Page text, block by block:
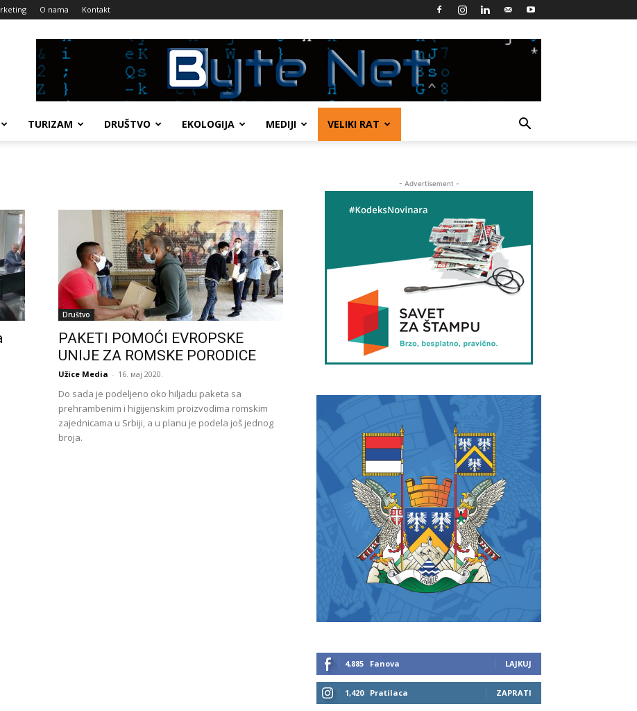
O nama Kontakt
TURIZAM DRUŠTVO EKOLOGIJA MEDIJI VELIKI RAT
Društvo
PAKETI POMOĆI EVROPSKE
UNIJE ZA ROMSKE PORODICE
Užice Media - 16. мај 2020.
Do sada je podeljeno oko hiljadu paketa sa
prehrambenim i higijenskim proizvodima romskim
zajednicama u Srbiji, a u planu je podela još jednog
broja.
- Advertisement -
4,885 Fanova LAJKUJ
1,420 Pratilaca ZAPRATI